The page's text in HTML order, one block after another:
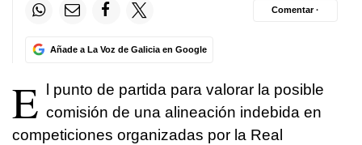
Añade a La Voz de Galicia en Google
Comentar ·
E l punto de partida para valorar la posible
comisión de una alineación indebida en
competiciones organizadas por la Real